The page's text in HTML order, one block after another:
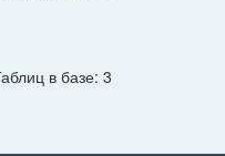
в базе: 3